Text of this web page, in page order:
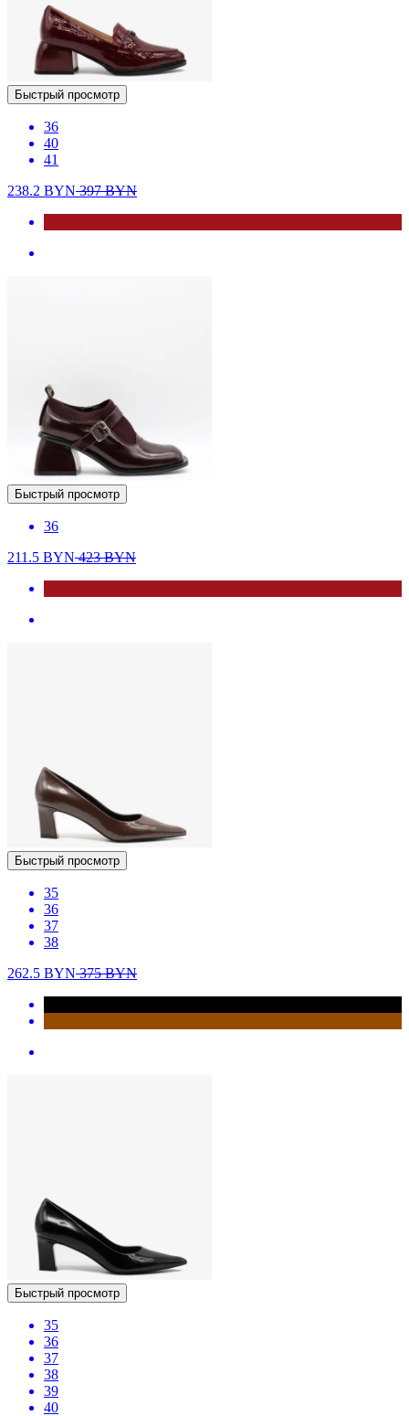
Быстрый просмотр
36
40
41
238.2 BYN397BYN
Быстрый просмотр
36
211.5 BYN423BYN
Быстрый просмотр
35
36
37
38
262.5 BYN375BYN
Быстрый просмотр
35
36
37
38
39
40